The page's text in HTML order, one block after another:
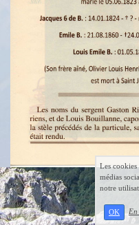
Les cookies
médias
notre
OK